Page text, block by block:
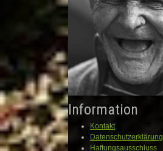
Information
Kontakt
Datenschutzerklärung
Haftungsausschluss